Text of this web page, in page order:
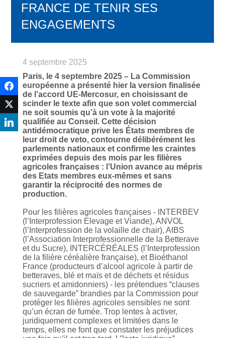
FRANCE DE TENIR SES
ENGAGEMENTS
4 septembre 2025
Paris, le 4 septembre 2025 – La Commission
européenne a présenté hier la version finalisée
de l’accord UE-Mercosur, en choisissant de
scinder le texte afin que son volet commercial
ne soit soumis qu’à un vote à la majorité
qualifiée au Conseil. Cette décision
antidémocratique prive les États membres de
leur droit de veto, contourne délibérément les
parlements nationaux et confirme les craintes
exprimées depuis des mois par les filières
agricoles françaises : l’Union avance au mépris
des Etats membres eux-mêmes et sans
garantir la réciprocité des normes de
production.
Pour les filières agricoles françaises - INTERBEV
(l’Interprofession Elevage et Viande), ANVOL
(l’Interprofession de la volaille de chair), AIBS
(l’Association Interprofessionnelle de la Betterave
et du Sucre), INTERCÉRÉALES (l’Interprofession
de la filière céréalière française), et Bioéthanol
France (producteurs d’alcool agricole à partir de
betteraves, blé et maïs et de déchets et résidus
sucriers et amidonniers) - les prétendues “clauses
de sauvegarde” brandies par la Commission pour
protéger les filières agricoles sensibles ne sont
qu’un écran de fumée. Trop lentes à activer,
juridiquement complexes et limitées dans le
temps, elles ne font que constater les préjudices